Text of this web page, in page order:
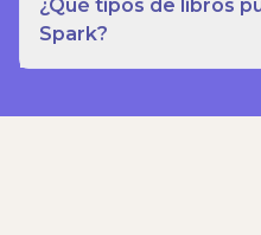
¿Qué tipos de libros
Spark?